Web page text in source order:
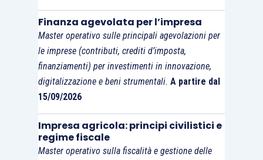
Finanza agevolata per l’impresa
Master operativo sulle principali agevolazioni per
le imprese (contributi, crediti d’imposta,
finanziamenti) per investimenti in innovazione,
digitalizzazione e beni strumentali. A partire dal
15/09/2026
Impresa agricola: principi civilistici e
regime fiscale
Master operativo sulla fiscalità e gestione delle